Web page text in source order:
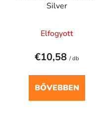
Silver
Elfogyott
€10,58 / db
BŐVEBBEN